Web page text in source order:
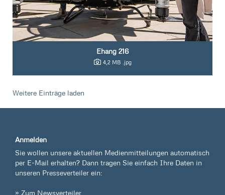
Ehang 216
4,2 MB .jpg
Weitere Einträge laden
Anmelden
Sie wollen unsere aktuellen Medienmitteilungen automatisch
per E-Mail erhalten? Dann tragen Sie einfach Ihre Daten in
unseren Presseverteiler ein:
» Zum Newsverteiler